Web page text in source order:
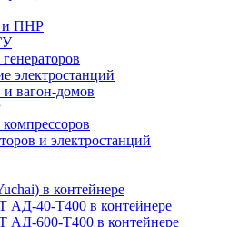
и ПНР
электростанций
и вагон-домов
и электростанций
в контейнере
АД-40-Т400 в контейнере
АД-600-Т400 в контейнере